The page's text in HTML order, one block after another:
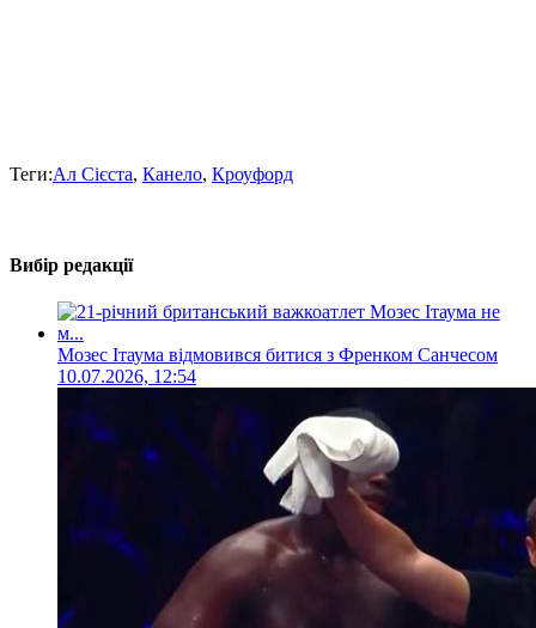
Теги:Ал Сієста, Канело, Кроуфорд
Вибір редакції
Мозес Ітаума відмовився битися з Френком Санчесом
10.07.2026, 12:54